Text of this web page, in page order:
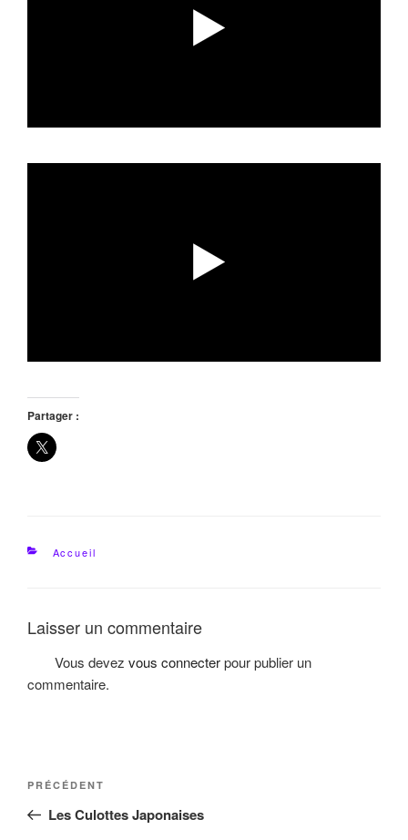
Partager :
Catégories
Accueil
Laisser un commentaire
Vous devez vous connecterpour publier un
commentaire.
Navigation
l’article
Article
précédent
PRÉCÉDENT
Les Culottes Japonaises